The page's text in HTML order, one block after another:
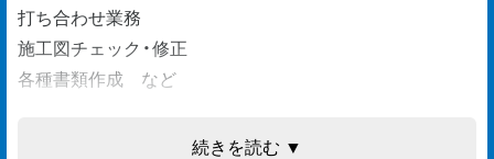
打ち合わせ業務
施工図チェック・修正
各種書類作成 など
続きを読む ▼